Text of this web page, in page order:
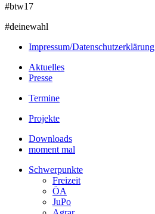
#btw17
#deinewahl
Impressum/Datenschutzerklärung
Aktuelles
Presse
Termine
Projekte
Downloads
moment mal
Schwerpunkte
Freizeit
ÖA
JuPo